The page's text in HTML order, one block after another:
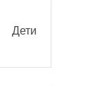
Дети